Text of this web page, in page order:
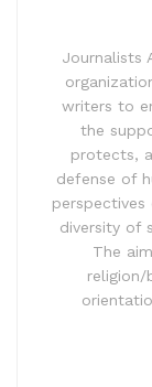
Journalists
writers to
the
protects,
defense of
perspectives
diversity of
The
religion/